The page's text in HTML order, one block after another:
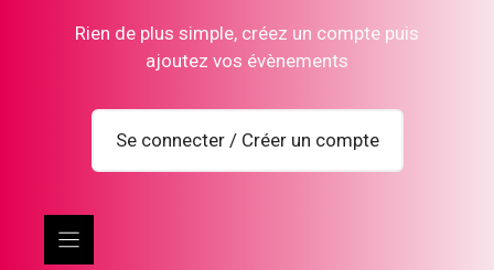
Rien de plus simple, créez un compte puis
ajoutez vos évènements
Se connecter / Créer un compte